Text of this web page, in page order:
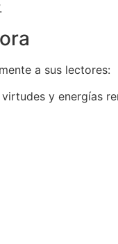
a sus lectores:
virtudes y energías